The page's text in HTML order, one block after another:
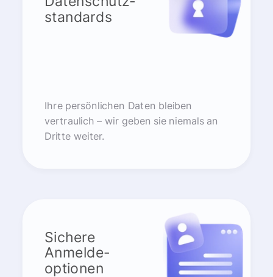
standards
Ihre persönlichen Daten bleiben
vertraulich – wir geben sie niemals an
Dritte weiter.
Sichere
Anmelde-
optionen